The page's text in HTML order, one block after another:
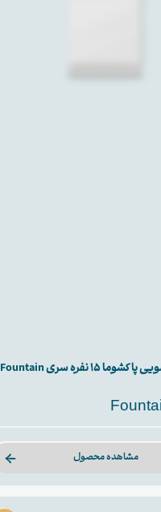
ماشین ظرفشویی پاکشوما ۱۵ نفره سری Fountain
مشاهده محصول